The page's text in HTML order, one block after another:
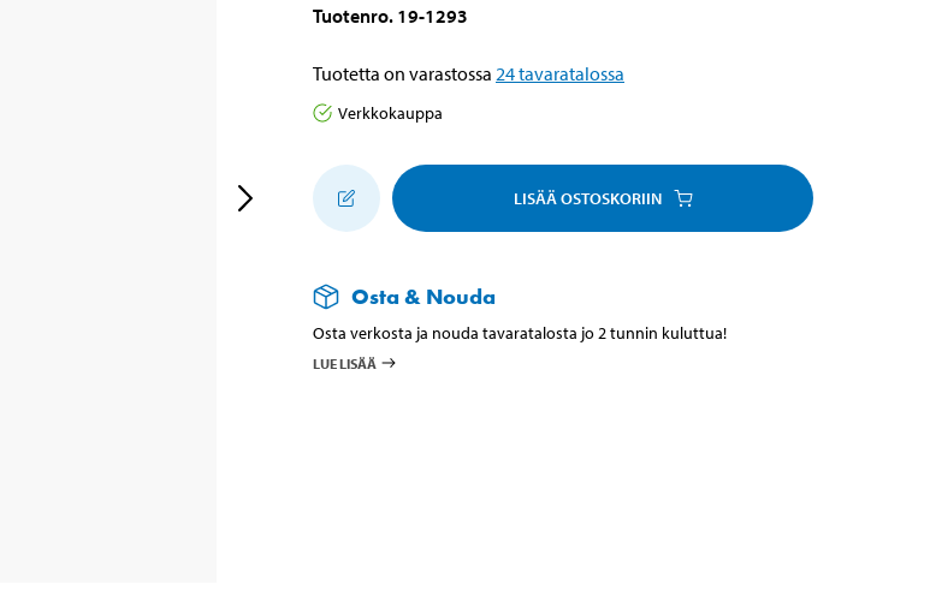
Tuotenro. 19-1293
Tuotetta on varastossa 24tavaratalossa
Verkkokauppa
LISÄÄ OSTOSKORIIN
Osta & Nouda
Osta verkosta ja nouda tavaratalosta jo 2 tunnin kuluttua!
LUE LISÄÄ